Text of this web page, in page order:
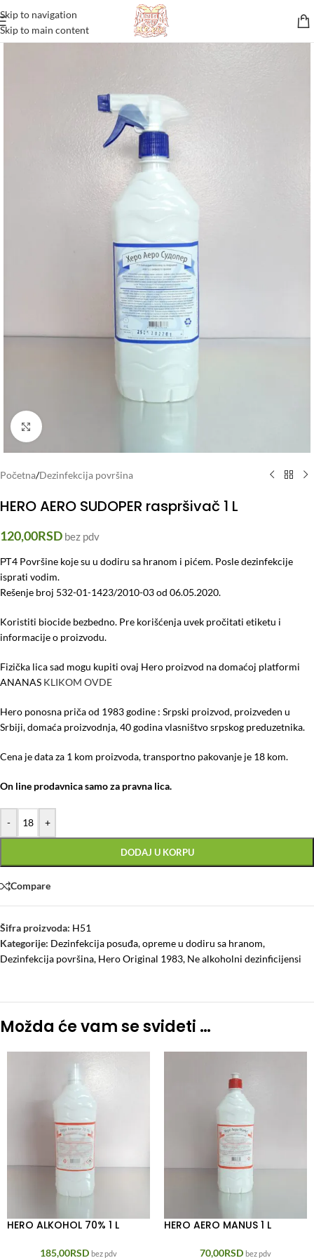
Skip to navigation
Skip to main content
Click to enlarge
Početna/Dezinfekcija površina
HERO AERO SUDOPER raspršivač 1 L
120,00RSD bez pdv
РТ4 Površine koje su u dodiru sa hranom i pićem. Posle dezinfekcije
isprati vodim.
Rešenje broj 532-01-1423/2010-03 od 06.05.2020.
Koristiti biocide bezbedno. Pre korišćenja uvek pročitati etiketu i
informacije o proizvodu.
Fizička lica sad mogu kupiti ovaj Hero proizvod na domaćoj platformi
ANANAS KLIKOM OVDE
Hero ponosna priča od 1983 godine : Srpski proizvod, proizveden u
Srbiji, domaća proizvodnja, 40 godina vlasništvo srpskog preduzetnika.
Cena je data za 1 kom proizvoda, transportno pakovanje je 18 kom.
On line prodavnica samo za pravna lica.
- +
DODAJ U KORPU
Compare
Šifra proizvoda: H51
Kategorije: Dezinfekcija posuđa, opreme u dodiru sa hranom,
Dezinfekcija površina, Hero Original 1983, Ne alkoholni dezinficijensi
Možda će vam se svideti …
HERO ALKOHOL 70% 1 L
185,00RSD bez pdv
HERO AERO MANUS 1 L
70,00RSD bez pdv